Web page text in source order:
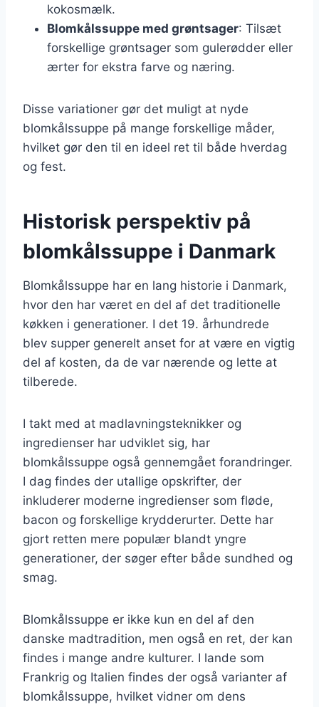
kokosmælk.
Blomkålssuppe med grøntsager: Tilsæt
forskellige grøntsager som gulerødder eller
ærter for ekstra farve og næring.
Disse variationer gør det muligt at nyde
blomkålssuppe på mange forskellige måder,
hvilket gør den til en ideel ret til både hverdag
og fest.
Historisk perspektiv på
blomkålssuppe i Danmark
Blomkålssuppe har en lang historie i Danmark,
hvor den har været en del af det traditionelle
køkken i generationer. I det 19. århundrede
blev supper generelt anset for at være en vigtig
del af kosten, da de var nærende og lette at
tilberede.
I takt med at madlavningsteknikker og
ingredienser har udviklet sig, har
blomkålssuppe også gennemgået forandringer.
I dag findes der utallige opskrifter, der
inkluderer moderne ingredienser som fløde,
bacon og forskellige krydderurter. Dette har
gjort retten mere populær blandt yngre
generationer, der søger efter både sundhed og
smag.
Blomkålssuppe er ikke kun en del af den
danske madtradition, men også en ret, der kan
findes i mange andre kulturer. I lande som
Frankrig og Italien findes der også varianter af
blomkålssuppe, hvilket vidner om dens